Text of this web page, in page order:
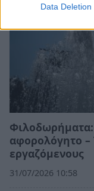
Data Deletion
αφορολόγητο –
εργαζόμενους
31/07/2026 10:58